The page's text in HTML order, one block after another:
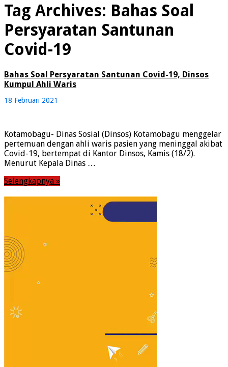
Tag Archives: Bahas Soal
Persyaratan Santunan
Covid-19
Bahas Soal Persyaratan Santunan Covid-19, Dinsos
Kumpul Ahli Waris
18 Februari 2021
Kotamobagu- Dinas Sosial (Dinsos) Kotamobagu menggelar
pertemuan dengan ahli waris pasien yang meninggal akibat
Covid-19, bertempat di Kantor Dinsos, Kamis (18/2).
Menurut Kepala Dinas …
Selengkapnya »